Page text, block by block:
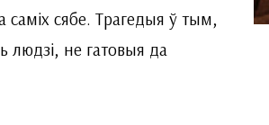
саміх сябе. Трагедыя ў тым,
не гатовыя да